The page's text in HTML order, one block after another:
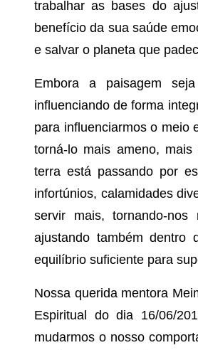
trabalhar as bases do
benefício da sua saúde
e salvar o planeta que
Embora a paisagem
influenciando de forma
para influenciarmos o meio
torná-lo mais ameno,
terra está passando por
infortúnios, calamidades
servir mais, tornando-
ajustando também
equilíbrio suficiente para
Nossa querida mentora
Espiritual do dia 16/06/
mudarmos o nosso